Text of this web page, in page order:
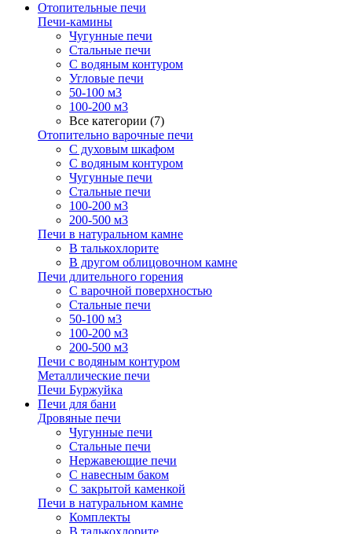
Отопительные печи
Печи-камины
Чугунные печи
Стальные печи
С водяным контуром
Угловые печи
50-100 м3
100-200 м3
Все категории (7)
Отопительно варочные печи
С духовым шкафом
С водяным контуром
Чугунные печи
Стальные печи
100-200 м3
200-500 м3
Печи в натуральном камне
В талькохлорите
В другом облицовочном камне
Печи длительного горения
С варочной поверхностью
Стальные печи
50-100 м3
100-200 м3
200-500 м3
Печи с водяным контуром
Металлические печи
Печи Буржуйка
Печи для бани
Дровяные печи
Чугунные печи
Стальные печи
Нержавеющие печи
С навесным баком
С закрытой каменкой
Печи в натуральном камне
Комплекты
В талькохлорите